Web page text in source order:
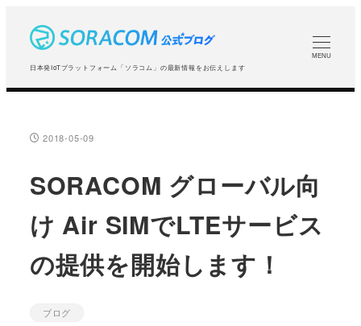
コ
日本発IoTプラットフォーム「ソラコム」の最新情報をお伝えします
MENU
投稿日
2018-05-09
SORACOM グローバル向
け Air SIMでLTEサービス
の提供を開始します！
カテゴリー
ブログ